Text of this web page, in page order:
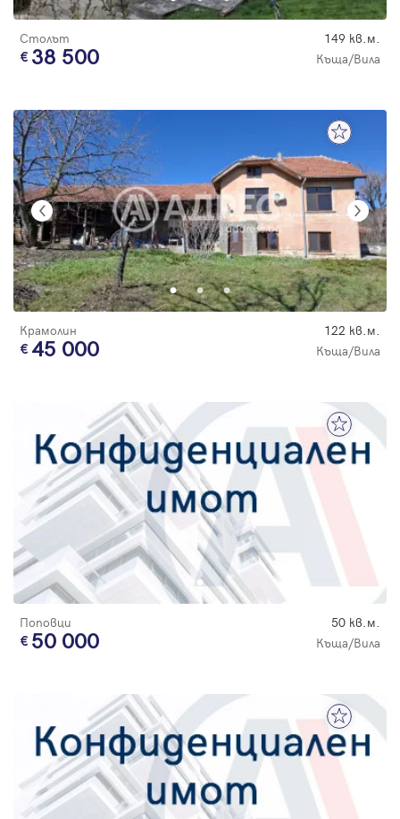
Столът 149 кв.м.
38 500 Къща/Вила
Крамолин 122 кв.м.
45 000 Къща/Вила
Поповци 50 кв.м.
50 000 Къща/Вила